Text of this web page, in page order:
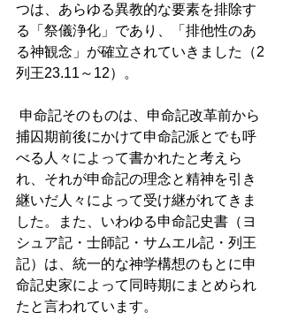
つは、あらゆる異教的な要素を排除す
る「祭儀浄化」であり、「排他性のあ
る神観念」が確立されていきました（2
列王23.11～12）。
捕囚期前後にかけて申命記派とでも呼
べる人々によって書かれたと考えら
れ、それが申命記の理念と精神を引き
継いだ人々によって受け継がれてきま
した。また、いわゆる申命記史書（ヨ
シュア記・士師記・サムエル記・列王
記）は、統一的な神学構想のもとに申
命記史家によって同時期にまとめられ
たと言われています。